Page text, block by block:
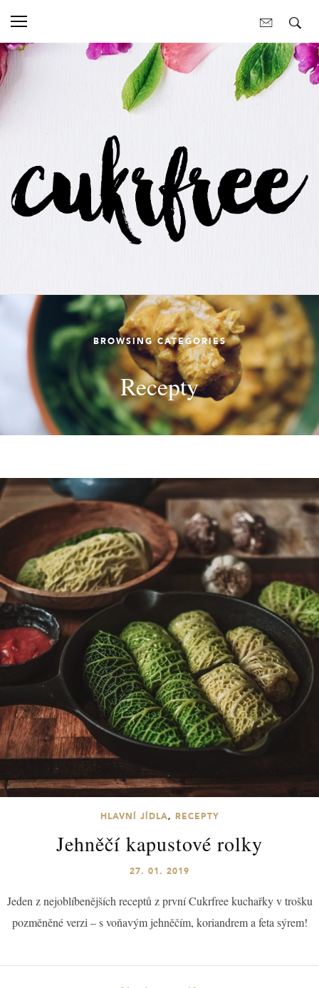
BROWSING CATEGORIES
Recepty
HLAVNÍ JÍDLA, RECEPTY
Jehněčí kapustové rolky
27. 01. 2019
Jeden z nejoblíbenějších receptů z první Cukrfree kuchařky v trošku
pozměněné verzi – s voňavým jehněčím, koriandrem a feta sýrem!